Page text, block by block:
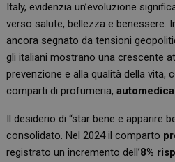
Italy, evidenzia un’evoluzione
verso salute, bellezza e benessere.
ancora segnato da tensioni
gli italiani mostrano una crescente
prevenzione e alla qualità della vita,
comparti di profumeria,
Il desiderio di “star bene e apparire
consolidato. Nel 2024 il comparto
registrato un incremento dell’8%